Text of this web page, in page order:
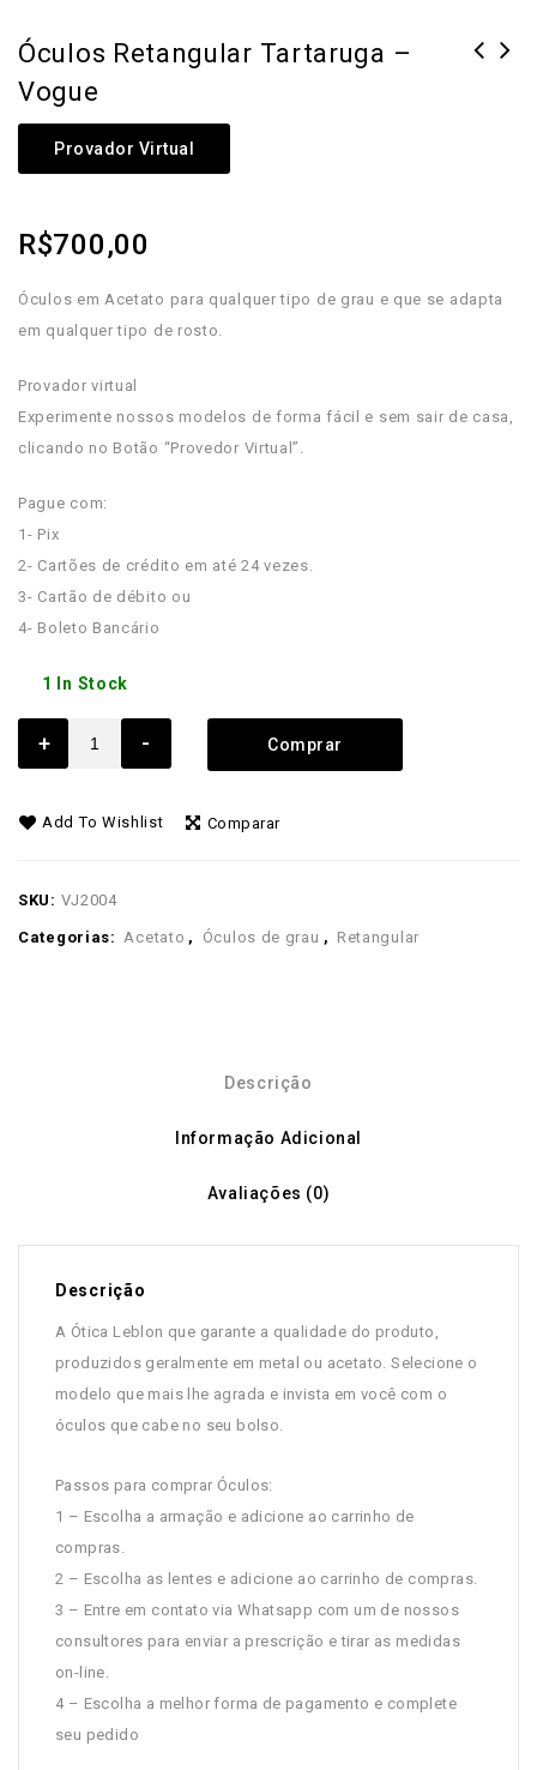
Óculos Retangular Tartaruga –
Vogue
Provador Virtual
R$700,00
Óculos em Acetato para qualquer tipo de grau e que se adapta
em qualquer tipo de rosto.
Provador virtual
Experimente nossos modelos de forma fácil e sem sair de casa,
clicando no Botão “Provedor Virtual”.
Pague com:
1- Pix
2- Cartões de crédito em até 24 vezes.
3- Cartão de débito ou
4- Boleto Bancário
1 In Stock
+ - Comprar
Add To Wishlist Comparar
SKU: VJ2004
Categorias: Acetato , Óculos de grau , Retangular
Descrição
Informação Adicional
Avaliações (0)
Descrição
A Ótica Leblon que garante a qualidade do produto,
produzidos geralmente em metal ou acetato. Selecione o
modelo que mais lhe agrada e invista em você com o
óculos que cabe no seu bolso.
Passos para comprar Óculos:
1 – Escolha a armação e adicione ao carrinho de
compras.
2 – Escolha as lentes e adicione ao carrinho de compras.
3 – Entre em contato via Whatsapp com um de nossos
consultores para enviar a prescrição e tirar as medidas
on-line.
4 – Escolha a melhor forma de pagamento e complete
seu pedido